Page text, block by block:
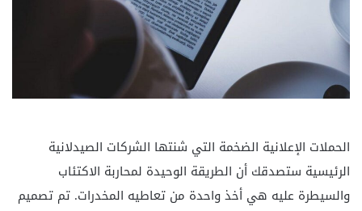
الحملات الإعلانية الضخمة التي شنتها الشركات الصيدلانية
الرئيسية ستصدقك أن الطريقة الوحيدة لمحاربة الاكتئاب
والسيطرة عليه هي أخذ واحدة من تعاطيه المخدرات. تم تصميم